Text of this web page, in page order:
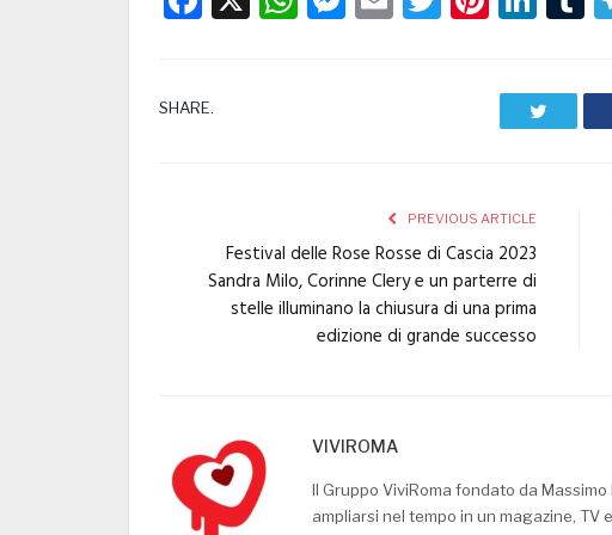
SHARE.
PREVIOUS ARTICLE
Festival delle Rose Rosse di Cascia 2023
Sandra Milo, Corinne Clery e un parterre di
stelle illuminano la chiusura di una prima
edizione di grande successo
VIVIROMA
Il Gruppo ViviRoma fondato da
ampliarsi nel tempo in un magazine, TV